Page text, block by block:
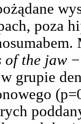
poza
of the jaw
grupie